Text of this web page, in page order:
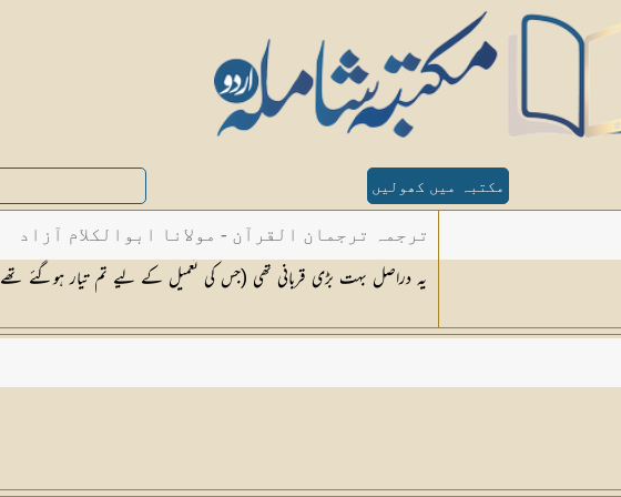
مکتبہ میں کھولیں
ترجمہ ترجمان القرآن - مولانا ابوالکلام آزاد
یہ دراصل بہت بڑی قربانی تھی (جس کی تعمیل کے لیے تم تیار ہوگئے تھے